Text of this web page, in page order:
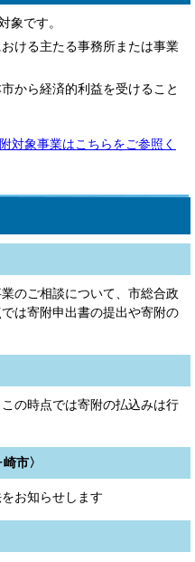
象です。
ける主たる事務所または事業
から経済的利益を受けること
対象事業はこちらをご参照く
のご相談について、市総合政
は寄附申出書の提出や寄附の
の時点では寄附の払込みは行
市〉
お知らせします